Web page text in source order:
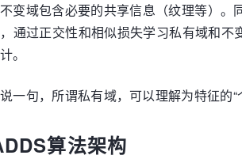
变域包含必要的共享信息（纹理等）
通过正交性和相似损失学习私有域和
。
一句，所谓私有域，可以理解为特征的“
算法架构